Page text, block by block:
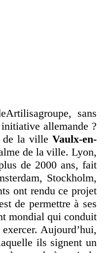
sans
allemande ?
de la ville Vaulx-en-
de la ville. Lyon,
de 2000 ans, fait
Stockholm,
ont rendu ce projet
de permettre à ses
mondial qui conduit
Aujourd’hui,
ils signent un